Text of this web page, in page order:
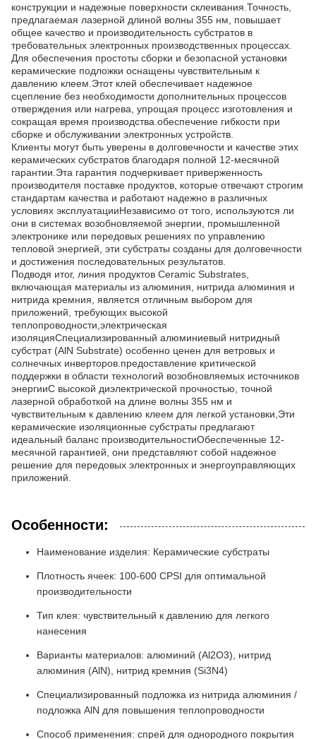
конструкции и надежные поверхности склеивания.Точность,
предлагаемая лазерной длиной волны 355 нм, повышает
общее качество и производительность субстратов в
требовательных электронных производственных процессах.
Для обеспечения простоты сборки и безопасной установки
керамические подложки оснащены чувствительным к
давлению клеем.Этот клей обеспечивает надежное
сцепление без необходимости дополнительных процессов
отверждения или нагрева, упрощая процесс изготовления и
сокращая время производства.обеспечение гибкости при
сборке и обслуживании электронных устройств.
Клиенты могут быть уверены в долговечности и качестве этих
керамических субстратов благодаря полной 12-месячной
гарантии.Эта гарантия подчеркивает приверженность
производителя поставке продуктов, которые отвечают строгим
стандартам качества и работают надежно в различных
условиях эксплуатацииНезависимо от того, используются ли
они в системах возобновляемой энергии, промышленной
электронике или передовых решениях по управлению
тепловой энергией, эти субстраты созданы для долговечности
и достижения последовательных результатов.
Подводя итог, линия продуктов Ceramic Substrates,
включающая материалы из алюминия, нитрида алюминия и
нитрида кремния, является отличным выбором для
приложений, требующих высокой
теплопроводности,электрическая
изоляцияСпециализированный алюминиевый нитридный
субстрат (AlN Substrate) особенно ценен для ветровых и
солнечных инверторов.предоставление критической
поддержки в области технологий возобновляемых источников
энергииС высокой диэлектрической прочностью, точной
лазерной обработкой на длине волны 355 нм и
чувствительным к давлению клеем для легкой установки,Эти
керамические изоляционные субстраты предлагают
идеальный баланс производительностиОбеспеченные 12-
месячной гарантией, они представляют собой надежное
решение для передовых электронных и энергоуправляющих
приложений.
Особенности:
Наименование изделия: Керамические субстраты
Плотность ячеек: 100-600 CPSI для оптимальной
производительности
Тип клея: чувствительный к давлению для легкого
нанесения
Варианты материалов: алюминий (Al2O3), нитрид
алюминия (AlN), нитрид кремния (Si3N4)
Специализированный подложка из нитрида алюминия /
подложка AlN для повышения теплопроводности
Способ применения: спрей для однородного покрытия